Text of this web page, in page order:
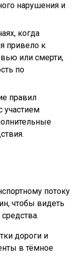
нарушения и
когда
привело к
или смерти,
по
правил
участием
потоку
чтобы видеть
дороги и
в тёмное